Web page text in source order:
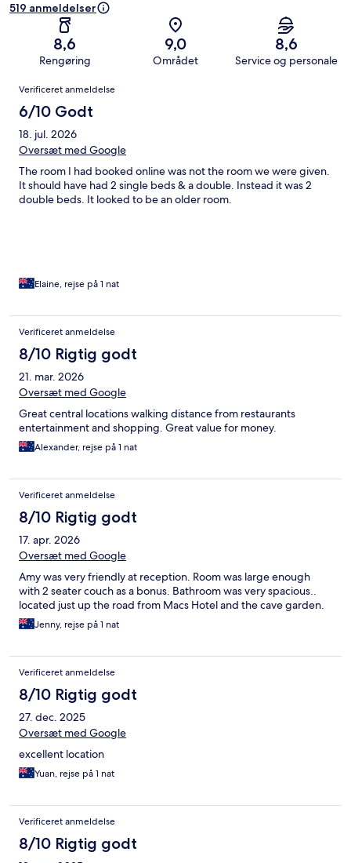
519 anmeldelser
8,6
Rengøring
9,0
Området
8,6
Service og personale
Anmeldelser
Verificeret anmeldelse
6/10 Godt
18. jul. 2026
Oversæt med Google
The room I had booked online was not the room we were given.
It should have had 2 single beds & a double. Instead it was 2
double beds. It looked to be an older room.
Elaine, rejse på 1 nat
Verificeret anmeldelse
8/10 Rigtig godt
21. mar. 2026
Oversæt med Google
Great central locations walking distance from restaurants
entertainment and shopping. Great value for money.
Alexander, rejse på 1 nat
Verificeret anmeldelse
8/10 Rigtig godt
17. apr. 2026
Oversæt med Google
Amy was very friendly at reception. Room was large enough
with 2 seater couch as a bonus. Bathroom was very spacious..
located just up the road from Macs Hotel and the cave garden.
Jenny, rejse på 1 nat
Verificeret anmeldelse
8/10 Rigtig godt
27. dec. 2025
Oversæt med Google
excellent location
Yuan, rejse på 1 nat
Verificeret anmeldelse
8/10 Rigtig godt